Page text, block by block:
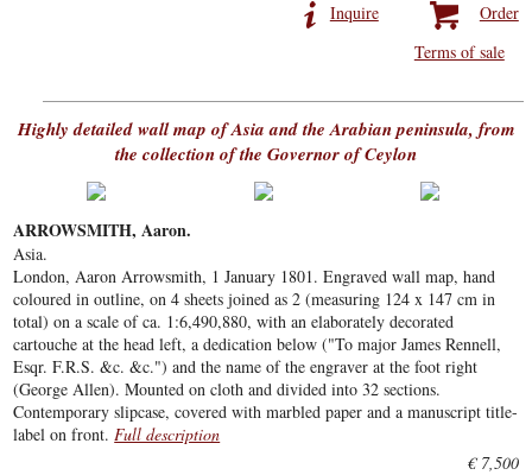
Order
Inquire
Terms of sale
Highly detailed wall map of Asia and the Arabian peninsula, from
the collection of the Governor of Ceylon
ARROWSMITH, Aaron.
Asia.
London, Aaron Arrowsmith, 1 January 1801. Engraved wall map, hand
coloured in outline, on 4 sheets joined as 2 (measuring 124 x 147 cm in
total) on a scale of ca. 1:6,490,880, with an elaborately decorated
cartouche at the head left, a dedication below ("To major James Rennell,
Esqr. F.R.S. &c. &c.") and the name of the engraver at the foot right
(George Allen). Mounted on cloth and divided into 32 sections.
Contemporary slipcase, covered with marbled paper and a manuscript title-
label on front. Full description
€ 7,500